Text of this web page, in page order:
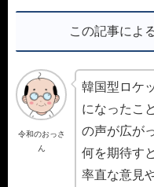
この記事によ
令和のおっさ
ん
韓国型ロケ
になったこ
の声が広が
何を期待す
率直な意見